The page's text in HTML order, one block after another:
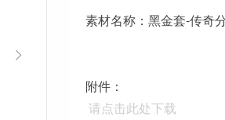
素材名称：黑金套-传奇
附件：
请点击此处下载